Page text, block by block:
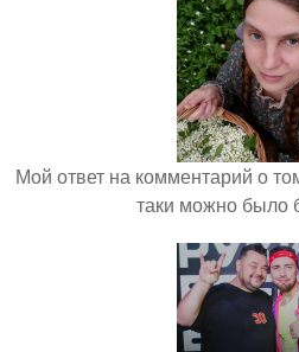
Мой ответ на комментарий о
таки можно было